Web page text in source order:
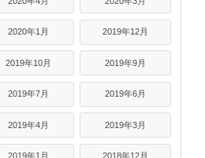
2020年1月 2019年12月
2019年10月 2019年9月
2019年7月 2019年6月
2019年4月 2019年3月
2019年1月 2018年12月